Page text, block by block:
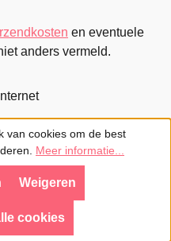
en eventuele
anders vermeld.
van cookies om de best
Meer informatie...
Weigeren
cookies